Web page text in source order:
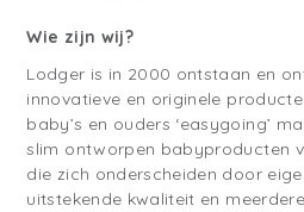
Wie zijn wij?
Lodger is in 2000 ontstaan en
innovatieve en originele
baby’s en ouders ‘easygoing’
slim ontworpen babyproducten
die zich onderscheiden door
uitstekende kwaliteit en